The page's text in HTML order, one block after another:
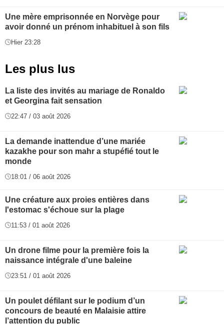
Une mère emprisonnée en Norvège pour
avoir donné un prénom inhabituel à son fils
Hier 23:28
Les plus lus
La liste des invités au mariage de Ronaldo
et Georgina fait sensation
22:47 / 03 août 2026
La demande inattendue d’une mariée
kazakhe pour son mahr a stupéfié tout le
monde
18:01 / 06 août 2026
Une créature aux proies entières dans
l'estomac s'échoue sur la plage
11:53 / 01 août 2026
Un drone filme pour la première fois la
naissance intégrale d'une baleine
23:51 / 01 août 2026
Un poulet défilant sur le podium d’un
concours de beauté en Malaisie attire
l’attention du public